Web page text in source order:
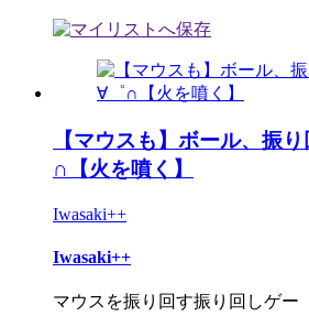
【マウスも】ボール、振
∩【火を噴く】
Iwasaki++
Iwasaki++
マウスを振り回す振り回しゲー